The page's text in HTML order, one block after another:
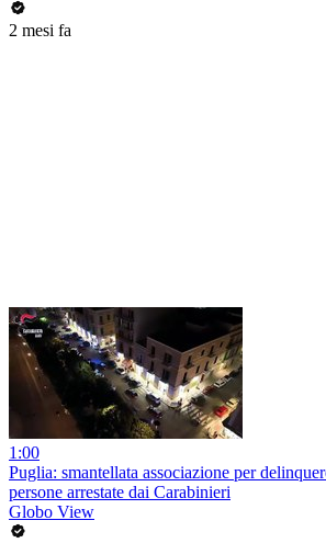
2 mesi fa
1:00
Puglia: smantellata associazione per
persone arrestate dai Carabinieri
Globo View